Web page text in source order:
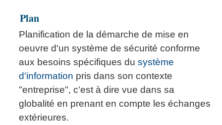
Plan
Planification de la démarche de mise en
oeuvre d'un système de sécurité conforme
aux besoins spécifiques du système
d'information pris dans son contexte
"entreprise", c'est à dire vue dans sa
globalité en prenant en compte les échanges
extérieures.